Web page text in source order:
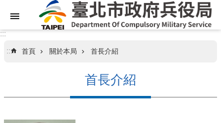
跳到主要內容區塊
業
:::
::: 首頁 關於本局 首長介紹
首長介紹